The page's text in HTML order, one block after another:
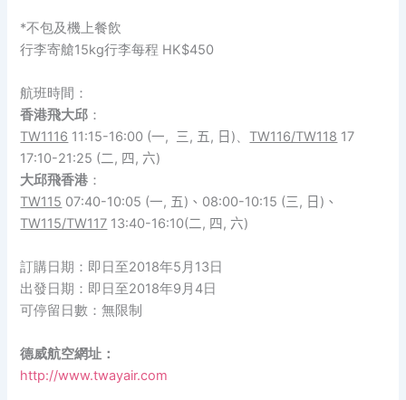
*不包及機上餐飲
行李寄艙15kg行李每程 HK$450
航班時間：
香港飛大邱 ：
TW1116 11:15-16:00 (一, 三, 五, 日 )、 TW116/TW118 17
17:10-21:25 (二, 四, 六)
大邱飛香港 ：
TW115 07:40-10:05 (一, 五) 、 08:00-10:15 (三, 日 ) 、
TW115/TW117 13:40-16:10(二, 四, 六)
訂購日期：即日至2018年5月13日
出發日期：即日至2018年9月4日
可停留日數：無限制
德威航空網址：
http://www.twayair.com